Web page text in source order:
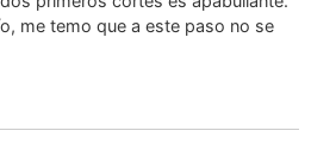
me temo que a este paso no se